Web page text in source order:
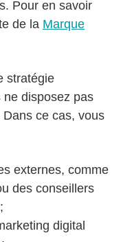
Pour en savoir
de la Marque
stratégie
ne disposez pas
ce cas, vous
externes, comme
des conseillers
digital